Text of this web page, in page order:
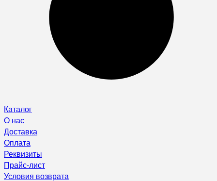
Каталог
О нас
Доставка
Оплата
Реквизиты
Прайс-лист
Условия возврата